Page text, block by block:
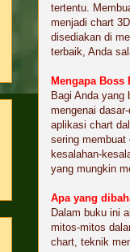
tertentu.
menjadi chart
disediakan di
terbaik, Anda
Mengapa Boss
Bagi Anda yang
mengenai
aplikasi chart
sering membuat
kesalahan-
yang mungkin
Apa yang
Dalam buku ini
mitos-mitos
chart, teknik